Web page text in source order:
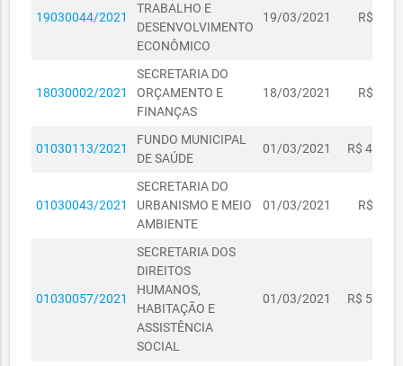
19030044/2021
TRABALHO E
DESENVOLVIMENTO
ECONÔMICO
19/03/2021 R$
18030002/2021
SECRETARIA DO
ORÇAMENTO E
FINANÇAS
18/03/2021 R$
01030113/2021
FUNDO MUNICIPAL
DE SAÚDE
01/03/2021 R$
01030043/2021
SECRETARIA DO
URBANISMO E MEIO
AMBIENTE
01/03/2021 R$
01030057/2021
SECRETARIA DOS
DIREITOS
HUMANOS,
HABITAÇÃO E
ASSISTÊNCIA
SOCIAL
01/03/2021 R$